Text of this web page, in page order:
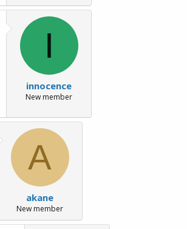
I
innocence
New member
A
akane
New member